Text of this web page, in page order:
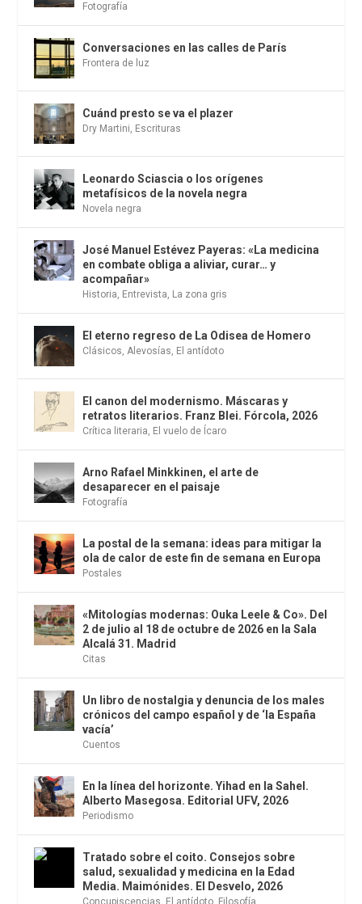
Fotografía
Conversaciones en las calles de París
Frontera de luz
Cuánd presto se va el plazer
Dry Martini, Escrituras
Leonardo Sciascia o los orígenes
metafísicos de la novela negra
Novela negra
José Manuel Estévez Payeras: «La medicina
en combate obliga a aliviar, curar… y
acompañar»
Historia, Entrevista, La zona gris
El eterno regreso de La Odisea de Homero
Clásicos,Alevosías, El antídoto
El canon del modernismo. Máscaras y
retratos literarios. Franz Blei. Fórcola, 2026
Crítica literaria, El vuelo de Ícaro
Arno Rafael Minkkinen, el arte de
desaparecer en el paisaje
Fotografía
La postal de la semana: ideas para mitigar la
ola de calor de este fin de semana en Europa
Postales
«Mitologías modernas: Ouka Leele & Co». Del
2 de julio al 18 de octubre de 2026 en la Sala
Alcalá 31. Madrid
Citas
Un libro de nostalgia y denuncia de los males
crónicos del campo español y de ‘la España
vacía’
Cuentos
En la línea del horizonte. Yihad en la Sahel.
Alberto Masegosa. Editorial UFV, 2026
Periodismo
Tratado sobre el coito. Consejos sobre
salud, sexualidad y medicina en la Edad
Media. Maimónides. El Desvelo, 2026